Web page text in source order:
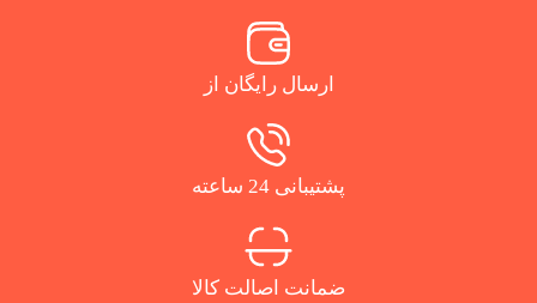
ارسال رایگان از
پشتیبانی 24 ساعته
ضمانت اصالت کالا